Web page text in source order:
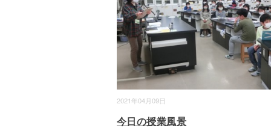
2021年04月09日
今日の授業風景